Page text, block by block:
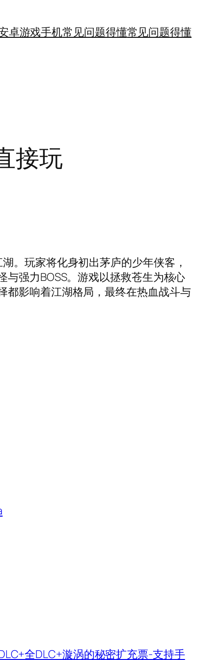
卓游戏手机常见问题得懂常见问题得懂
接玩
。玩家将化身初出茅庐的少年侠客，
强力BOSS。游戏以拯救苍生为核心
都影响着江湖格局，最终在热血战斗与
全DLC+漩涡的秘密扩充票-支持手